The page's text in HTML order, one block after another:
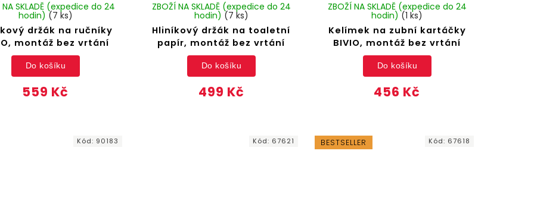
držák na ručníky
montáž bez vrtání
NA SKLADĚ (expedice do 24
hodin) (7 ks)
559 Kč
Do košíku
Hliníkový držák na toaletní
papír, montáž bez vrtání
ZBOŽÍ NA SKLADĚ (expedice do 24
hodin) (7 ks)
499 Kč
Do košíku
Kelímek na zubní kartáčky
BIVIO, montáž bez vrtání
ZBOŽÍ NA SKLADĚ (expedice do 24
hodin)(1 ks)
456 Kč
Do košíku
Kód: 90183 Kód: 67621 BESTSELLER Kód: 67618